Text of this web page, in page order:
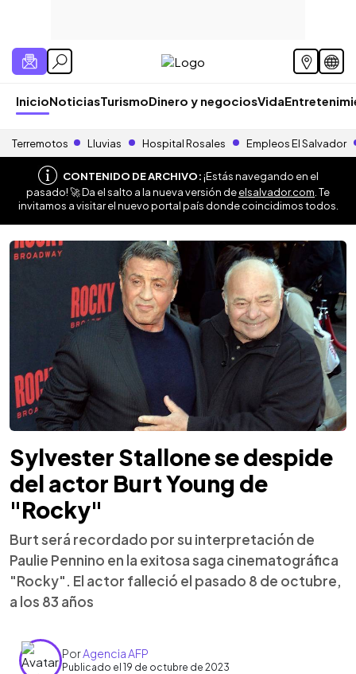
InicioNoticiasTurismoDinero y negociosVida
Terremotos Lluvias Hospital Rosales Empleos El Salvador
CONTENIDO DE ARCHIVO:¡Estás navegando en el
pasado! 🚀 Da el salto a la nueva versión deelsalvador.com . Te
invitamos a visitar el nuevo portal país donde coincidimos todos.
Sylvester Stallone se despide
del actor Burt Young de
"Rocky"
Burt será recordado por su interpretación de
Paulie Pennino en la exitosa saga cinematográfica
"Rocky". El actor falleció el pasado 8 de octubre,
a los 83 años
PorAgencia AFP
Publicado el 19 de octubre de 2023